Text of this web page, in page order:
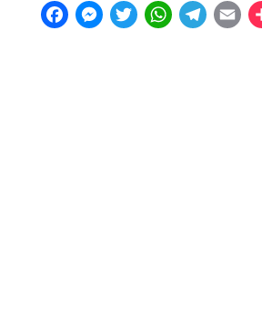
F
M
T
W
T
E